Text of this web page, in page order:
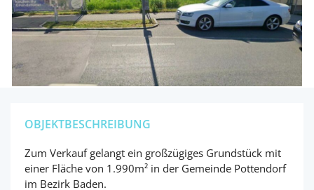
OBJEKTBESCHREIBUNG
Zum Verkauf gelangt ein großzügiges Grundstück mit
einer Fläche von 1.990m² in der Gemeinde Pottendorf
im Bezirk Baden.